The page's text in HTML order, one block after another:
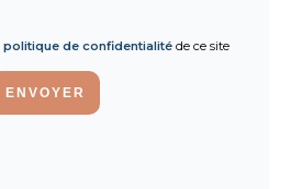
politique de confidentialité de ce site
ENVOYER